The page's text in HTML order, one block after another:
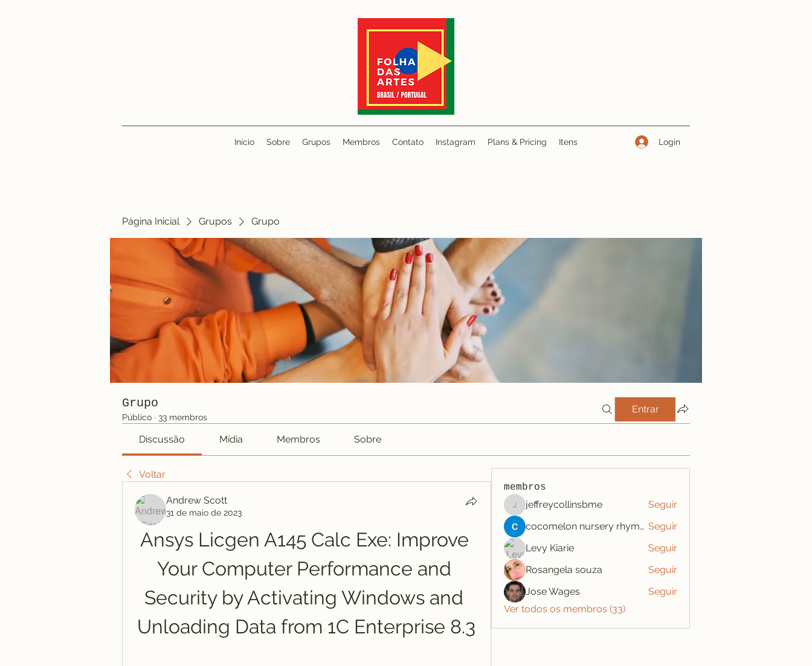
Início Sobre Grupos Membros Contato Instagram Plans & Pricing Itens Login
Página Inicial Grupos Grupo
Grupo
Público · 33 membros
Entrar
Discussão Mídia Membros Sobre
Voltar
Andrew Scott
31 de maio de 2023
Ansys Licgen A145 Calc Exe: Improve
Your Computer Performance and
Security by Activating Windows and
Unloading Data from 1C Enterprise 8.3
membros
jeffreycollinsbme
jeffreycollinsbme
Seguir
cocomelon nursery rhymes Seguir
Levy Kiarie
Seguir
Rosangela souza
Seguir
Jose Wages
Seguir
Ver todos os membros (33)